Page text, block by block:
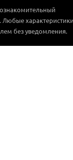
Любые
без уведомления.